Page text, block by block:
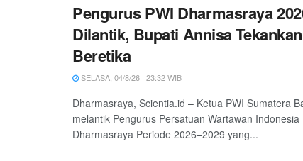
Pengurus PWI Dharmasraya
Dilantik, Bupati Annisa
Beretika
SELASA, 04/8/26 | 23:32 WIB
Dharmasraya, Scientia.id – Ketua PWI Sumatera
melantik Pengurus Persatuan Wartawan
Dharmasraya Periode 2026–2029 yang...